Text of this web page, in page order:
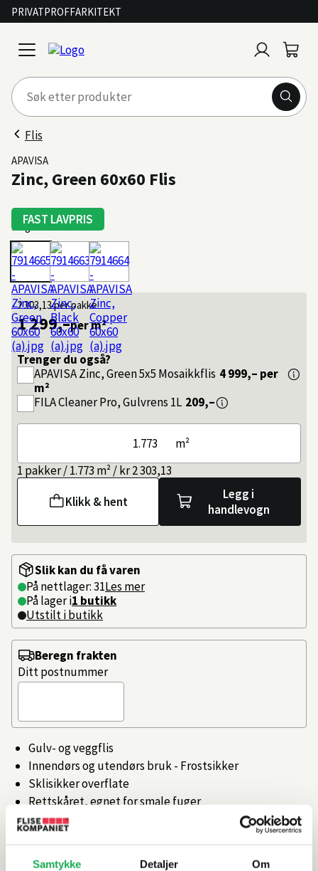
Samtykke Detaljer Om
PRIVATPROFFARKITEKT
open
menu
inn
Flis
FAST LAVPRIS
APAVISA
Zinc, Green 60x60 Flis
Farge: Green
2 303,13per pakke
1 299,–per m²
Trenger du også?
APAVISAZinc, Green 5x5 Mosaikkflis 4 999,– per
m²
FILACleaner Pro, Gulvrens 1L 209,–
m²
1 pakker / 1.773 m² / kr 2 303,13
Klikk & hent
Legg i
handlevogn
Slik kan du få varen
På nettlager: 31Les mer
På lager i1 butikk
Utstilt i butikk
Gulv- og veggflis
Innendørs og utendørs bruk - Frostsikker
Sklisikker overflate
Rettskåret, egnet for smale fuger
Artikkelnr.101465132
Beregn frakten
Ditt postnummer